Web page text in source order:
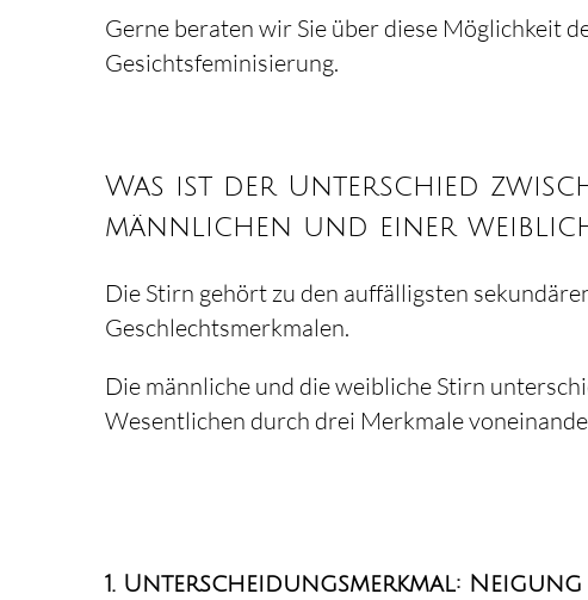
Gerne beraten wir Sie über diese Möglichkeit
Gesichtsfeminisierung.
Was ist der Unterschied
männlichen und einer
Die Stirn gehört zu den auffälligsten
Geschlechtsmerkmalen.
Die männliche und die weibliche Stirn
Wesentlichen durch drei Merkmale
1. Unterscheidungsmerkmal: